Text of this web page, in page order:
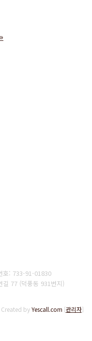
»
호: 733-91-01830
77 (덕풍동 931번지)
Created byYescall.com [관리자]